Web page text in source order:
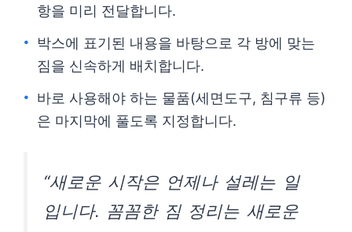
항을 미리 전달합니다.
박스에 표기된 내용을 바탕으로 각 방에 맞는
짐을 신속하게 배치합니다.
바로 사용해야 하는 물품(세면도구, 침구류 등)
은 마지막에 풀도록 지정합니다.
“새로운 시작은 언제나 설레는 일
입니다. 꼼꼼한 짐 정리는 새로운